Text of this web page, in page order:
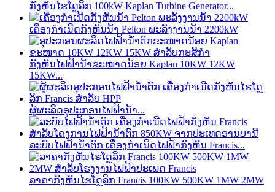
ກັງຫັນໄຮໂດຼລິກ 100kW Kaplan Turbine Generator...
ເຄື່ອງກຳເນີດກັງຫັນນ້ຳ Pelton ພະລັງງານນ້ຳ 2200kW
ກັງຫັນໄຟຟ້ານ້ຳຂະໜາດນ້ອຍ Kaplan 10KW 12KW
15KW...
ຜູ້ຜະລິດອຸປະກອນໄຟຟ້ານໍ້າ...
ລະບົບໄຟຟ້ານ້ຳຕົກ ເຄື່ອງກຳເນີດໄຟຟ້າກັງຫັນ Francis...
ລາຄາກັງຫັນໄຮໂດຼລິກ Francis 100KW 500KW 1MW 2MW